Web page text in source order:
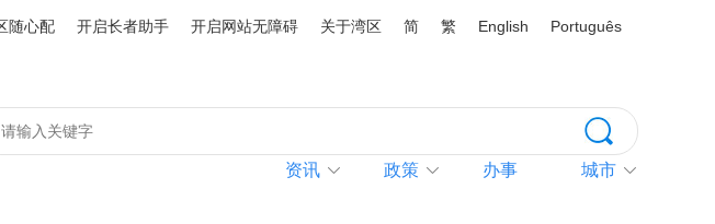
随心配 开启长者助手 开启网站无障碍 关于湾区 简 繁 English Português
资讯 政策 办事 城市